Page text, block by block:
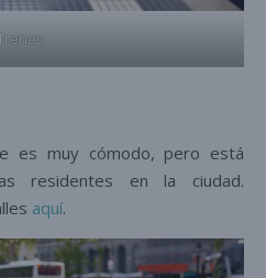
es muy cómodo, pero está
residentes en la ciudad.
aquí.